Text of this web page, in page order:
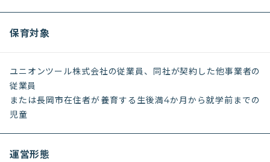
保育対象
ユニオンツール株式会社の従業員、同社が契約した他事業者の
従業員
または長岡市在住者が養育する生後満4か月から就学前までの
児童
運営形態